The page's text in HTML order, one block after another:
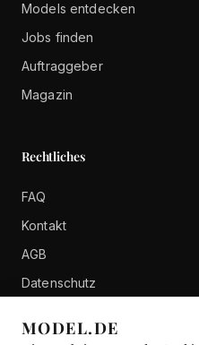
Models entdecken
Jobs finden
Auftraggeber
Magazin
Rechtliches
FAQ
Kontakt
AGB
Datenschutz
MODEL.DE